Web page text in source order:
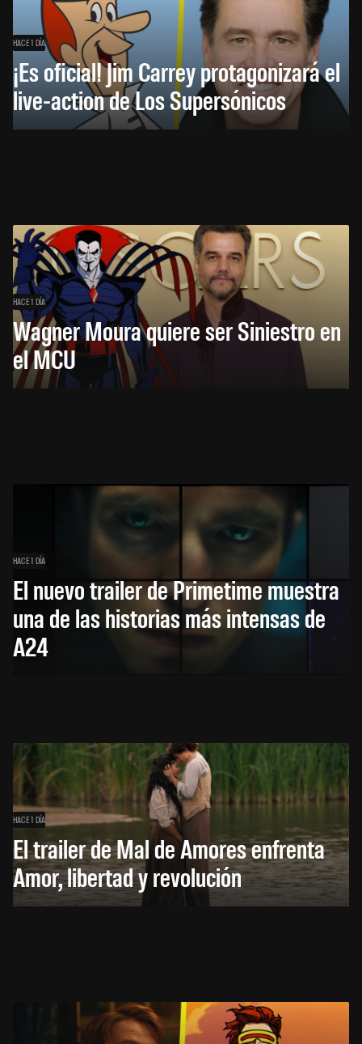
HACE 1 DÍA
¡Es oficial! Jim Carrey protagonizará el
live-action de Los Supersónicos
HACE 1 DÍA
Wagner Moura quiere ser Siniestro en
el MCU
HACE 1 DÍA
El nuevo trailer de Primetime muestra
una de las historias más intensas de
A24
HACE 1 DÍA
El trailer de Mal de Amores enfrenta
Amor, libertad y revolución